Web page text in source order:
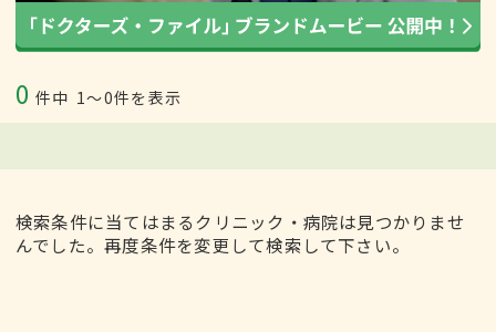
0 件中 1〜0件を表示
検索条件に当てはまるクリニック・病院は見つかりませ
んでした。再度条件を変更して検索して下さい。